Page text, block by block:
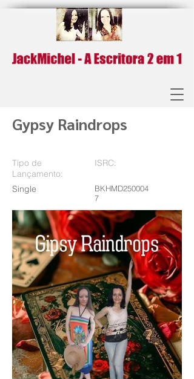
Gypsy Raindrops
Tipo de
Lançamento:
Single
ISRC:
BKHMD250004
7